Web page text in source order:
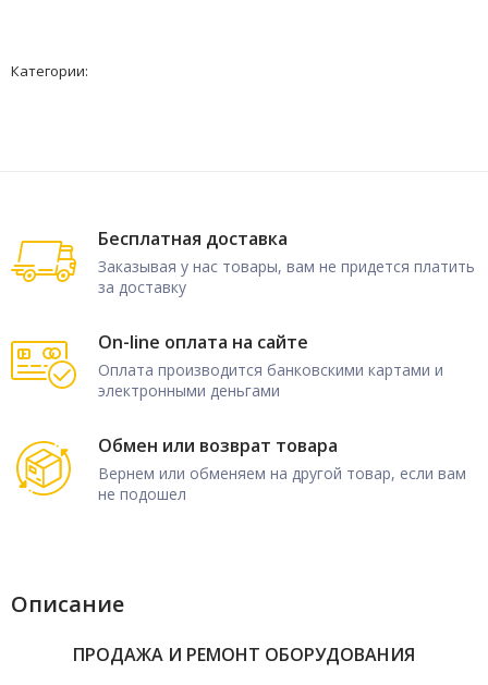
Категории:
Бесплатная доставка
Заказывая у нас товары, вам не придется платить
за доставку
On-line оплата на сайте
Оплата производится банковскими картами и
электронными деньгами
Обмен или возврат товара
Вернем или обменяем на другой товар, если вам
не подошел
Описание
ПРОДАЖА И РЕМОНТ ОБОРУДОВАНИЯ